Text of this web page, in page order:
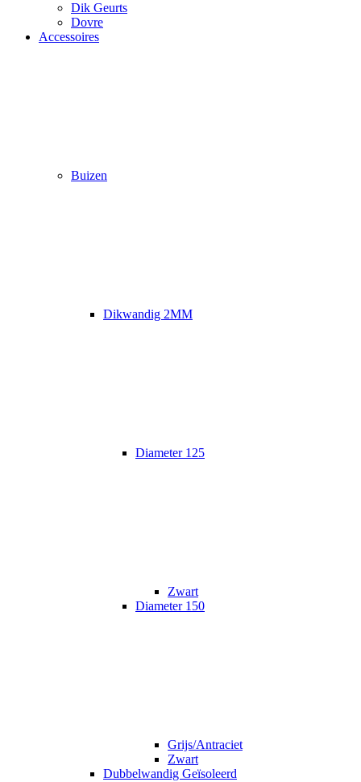
Dik Geurts
Dovre
Accessoires
Buizen
Dikwandig 2MM
Diameter 125
Zwart
Diameter 150
Grijs/Antraciet
Zwart
Dubbelwandig Geïsoleerd